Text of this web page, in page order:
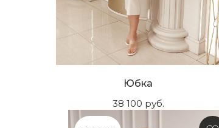
Юбка
38 100 руб.